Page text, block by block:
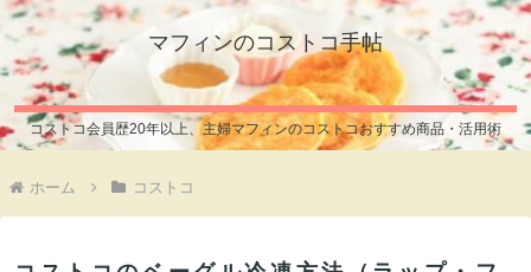
マフィンのコストコ手帖
コストコ会員歴20年以上、主婦マフィンのコストコおすすめ商品・活用術
ホーム コストコ